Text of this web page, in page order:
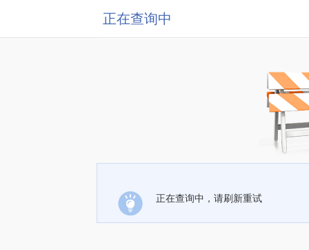
正在查询中
正在查询中，请刷新重试